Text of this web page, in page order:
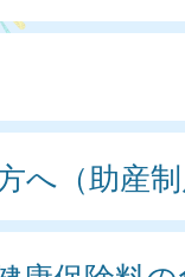
へ（助産